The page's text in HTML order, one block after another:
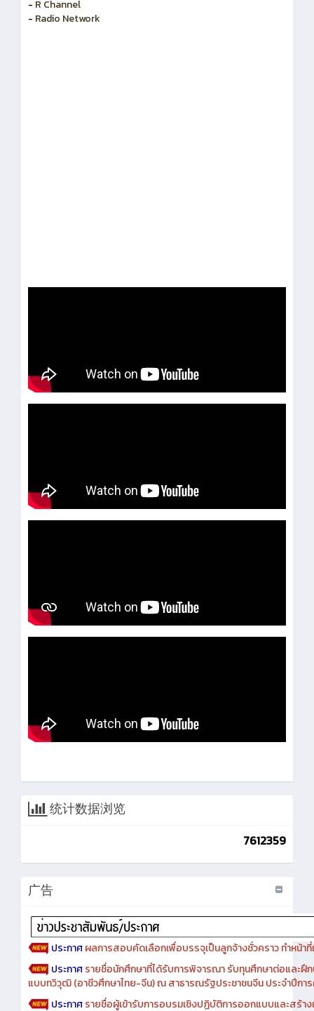
- สำนักงานคณะกรรมการข้าราชการพลเรือน
- R Channel
7612359
ประกาศผลการสอบคัดเลือกเพื่อบรรจุเป็นลูกจ้างชั่วคราว ทำหน้าที่
ประกาศ รายชื่อนักศึกษาที่ได้รับการพิจารณา รับทุนศึกษาต่อและฝึ
แบบทวิวุฒิ (อาชีวศึกษาไทย-จีน) ณ สาธารณรัฐประชาชนจีน ประจำปีก